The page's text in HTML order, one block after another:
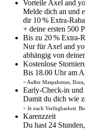
Vorteile Axel and
Melde dich an und
dir 10 % Extra-
+ deine ersten 500
Bis zu 20 % Extra-
Nur für Axel and
abhängig von
Kostenlose
Bis 18.00 Uhr am
> Außer Maspalomas,
Early-Check-in
Damit du dich wie
> Je nach Verfügbarkeit.
Karenzzeit
Du hast 24